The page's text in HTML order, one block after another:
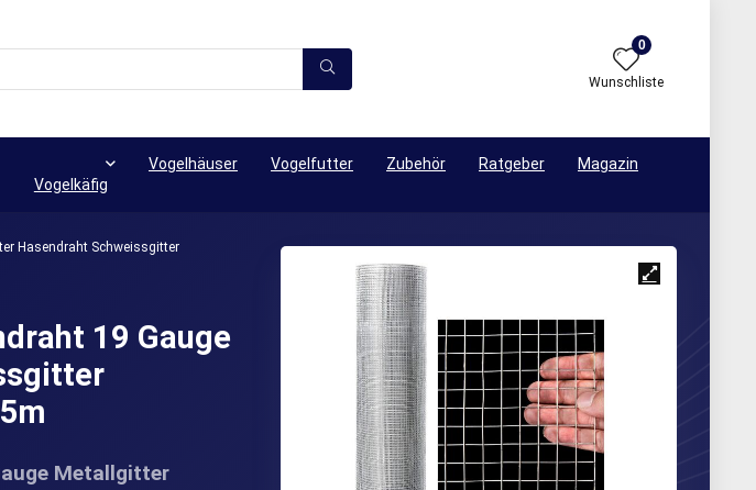
0
Wunschliste
Vogelkäfig
Vogelhäuser Vogelfutter Zubehör Ratgeber Magazin
Hasendraht Schweissgitter
19 Gauge
Metallgitter